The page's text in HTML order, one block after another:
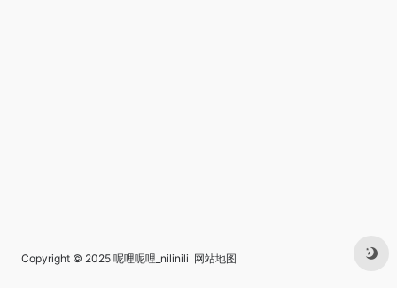
Copyright © 2025 呢哩呢哩_nilinili 网站地图